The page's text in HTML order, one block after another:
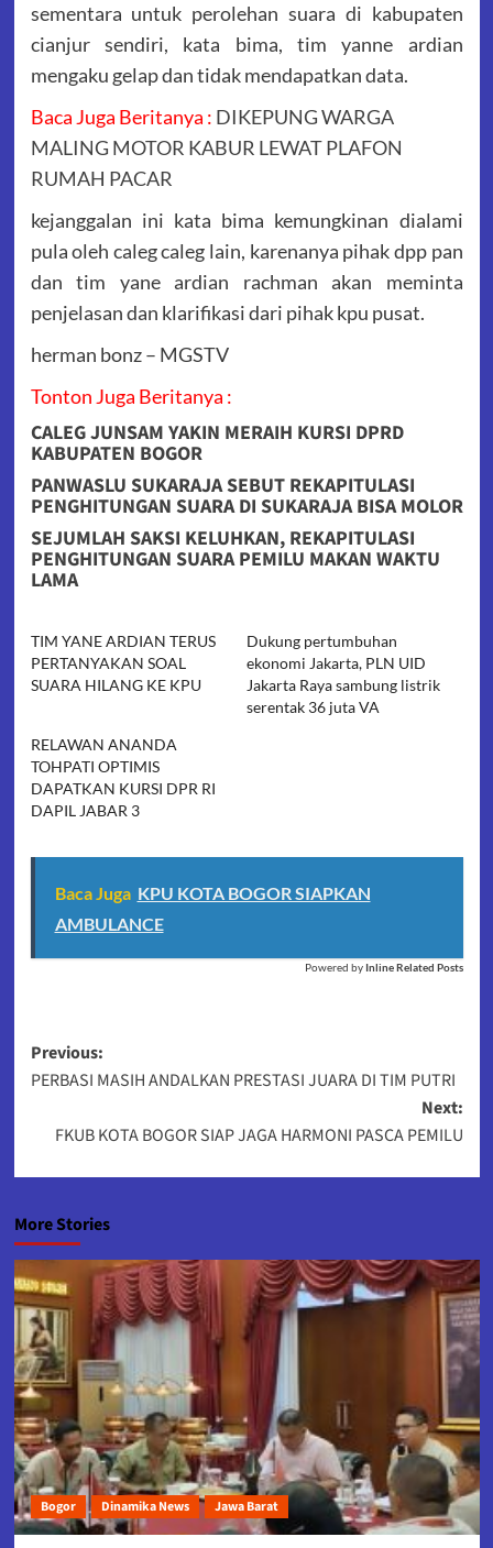
sementara untuk perolehan suara di kabupaten
cianjur sendiri, kata bima, tim yanne ardian
mengaku gelap dan tidak mendapatkan data.
Baca Juga Beritanya : DIKEPUNG WARGA
MALING MOTOR KABUR LEWAT PLAFON
RUMAH PACAR
kejanggalan ini kata bima kemungkinan dialami
pula oleh caleg caleg lain, karenanya pihak dpp pan
dan tim yane ardian rachman akan meminta
penjelasan dan klarifikasi dari pihak kpu pusat.
herman bonz – MGSTV
Tonton Juga Beritanya :
CALEG JUNSAM YAKIN MERAIH KURSI DPRD
KABUPATEN BOGOR
PANWASLU SUKARAJA SEBUT REKAPITULASI
PENGHITUNGAN SUARA DI SUKARAJA BISA MOLOR
SEJUMLAH SAKSI KELUHKAN, REKAPITULASI
PENGHITUNGAN SUARA PEMILU MAKAN WAKTU
LAMA
TIM YANE ARDIAN TERUS
PERTANYAKAN SOAL
SUARA HILANG KE KPU
Dukung pertumbuhan
ekonomi Jakarta, PLN UID
Jakarta Raya sambung listrik
serentak 36 juta VA
RELAWAN ANANDA
TOHPATI OPTIMIS
DAPATKAN KURSI DPR RI
DAPIL JABAR 3
Baca Juga KPU KOTA BOGOR SIAPKAN
AMBULANCE
Powered by Inline Related Posts
Post
navigation
Previous:
PERBASI MASIH ANDALKAN PRESTASI JUARA DI TIM PUTRI
Next:
FKUB KOTA BOGOR SIAP JAGA HARMONI PASCA PEMILU
More Stories
Bogor Dinamika News Jawa Barat